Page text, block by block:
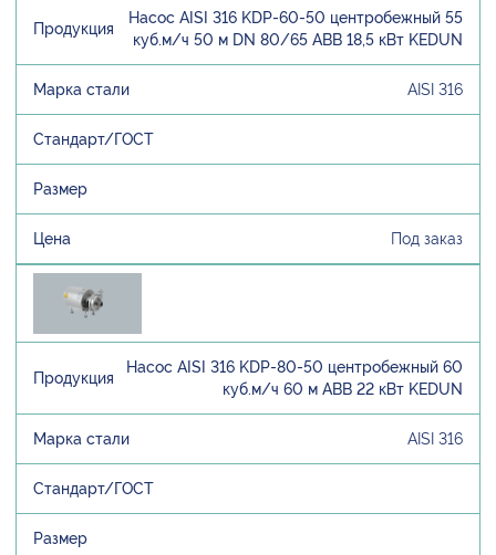
Насос AISI 316 KDP-60-50 центробежный 55
куб.м/ч 50 м DN 80/65 ABB 18,5 кВт KEDUN
AISI 316
Под заказ
Насос AISI 316 KDP-80-50 центробежный 60
куб.м/ч 60 м ABB 22 кВт KEDUN
AISI 316